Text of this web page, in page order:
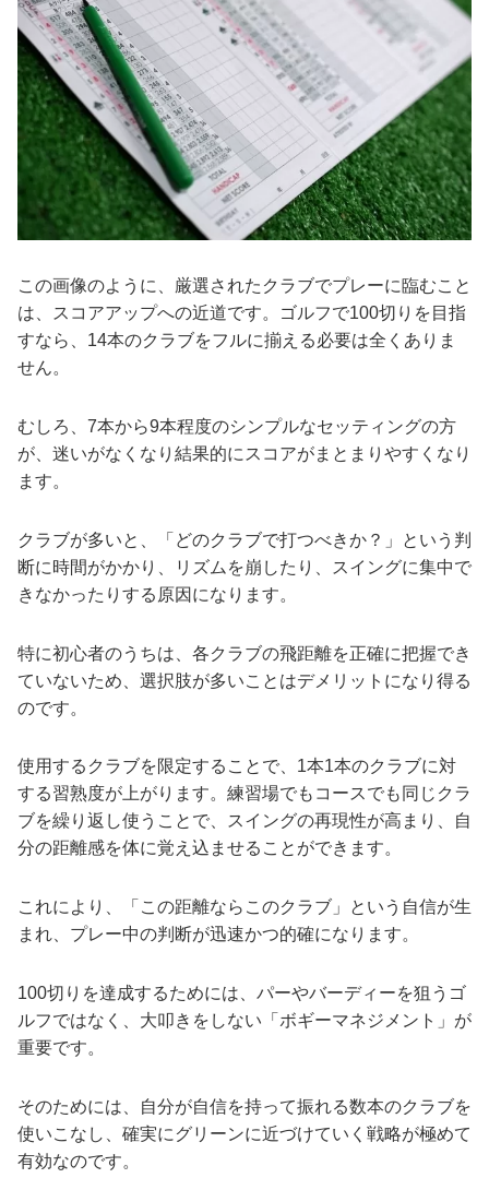
この画像のように、厳選されたクラブでプレーに臨むこと
は、スコアアップへの近道です。ゴルフで100切りを目指
すなら、14本のクラブをフルに揃える必要は全くありま
せん。
むしろ、7本から9本程度のシンプルなセッティングの方
が、迷いがなくなり結果的にスコアがまとまりやすくなり
ます。
クラブが多いと、「どのクラブで打つべきか？」という判
断に時間がかかり、リズムを崩したり、スイングに集中で
きなかったりする原因になります。
特に初心者のうちは、各クラブの飛距離を正確に把握でき
ていないため、選択肢が多いことはデメリットになり得る
のです。
使用するクラブを限定することで、1本1本のクラブに対
する習熟度が上がります。練習場でもコースでも同じクラ
ブを繰り返し使うことで、スイングの再現性が高まり、自
分の距離感を体に覚え込ませることができます。
これにより、「この距離ならこのクラブ」という自信が生
まれ、プレー中の判断が迅速かつ的確になります。
100切りを達成するためには、パーやバーディーを狙うゴ
ルフではなく、大叩きをしない「ボギーマネジメント」が
重要です。
そのためには、自分が自信を持って振れる数本のクラブを
使いこなし、確実にグリーンに近づけていく戦略が極めて
有効なのです。